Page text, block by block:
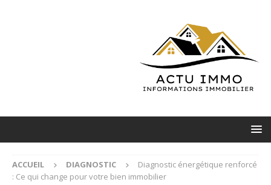
ACCUEIL DIAGNOSTIC
Diagnostic énergétique renforcé
: Ce qui change pour votre bien immobilier